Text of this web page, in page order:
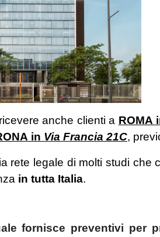
anche clienti a ROMA
in Via Francia 21C,
rete legale di molti studi che
in tutta Italia.
fornisce preventivi per